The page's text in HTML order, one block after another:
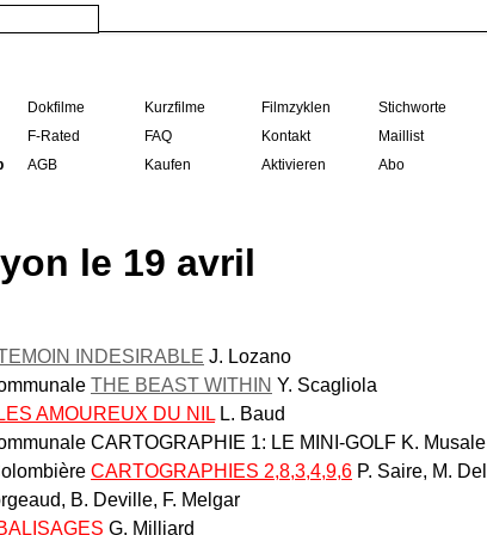
Dokfilme Kurzfilme Filmzyklen
Stichworte
F-Rated FAQ Kontakt
Maillist
AGB Kaufen Aktivieren Abo
le 19 avril
INDESIRABLE J. Lozano
THE BEAST WITHIN Y. Scagliola
LES AMOUREUX DU NIL L. Baud
CARTOGRAPHIE 1: LE MINI-GOLF K. Musale
CARTOGRAPHIES 2,8,3,4,9,6 P. Saire, M. Del
B. Deville, F. Melgar
G. Milliard